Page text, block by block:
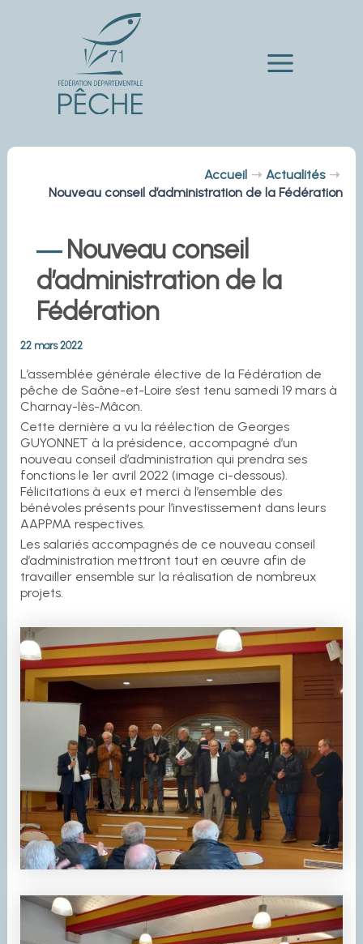
Main
Accueil
Actualités
Nouveau conseil d’administration de la Fédération
Nouveau conseil
d’administration de la
Fédération
22 mars 2022
L’assemblée générale élective de la Fédération de
pêche de Saône-et-Loire s’est tenu samedi 19 mars à
Charnay-lès-Mâcon.
Cette dernière a vu la réélection de Georges
GUYONNET à la présidence, accompagné d’un
nouveau conseil d’administration qui prendra ses
fonctions le 1er avril 2022 (image ci-dessous).
Félicitations à eux et merci à l’ensemble des
bénévoles présents pour l’investissement dans leurs
AAPPMA respectives.
Les salariés accompagnés de ce nouveau conseil
d’administration mettront tout en œuvre afin de
travailler ensemble sur la réalisation de nombreux
projets.